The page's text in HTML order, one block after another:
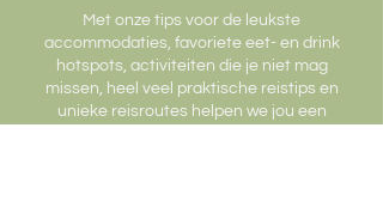
Met onze tips voor de leukste
accommodaties, favoriete eet- en drink
hotspots, activiteiten die je niet mag
missen, heel veel praktische reistips en
unieke reisroutes helpen we jou een